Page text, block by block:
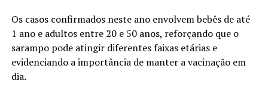
Os casos confirmados neste ano envolvem bebês de até
1 ano e adultos entre 20 e 50 anos, reforçando que o
sarampo pode atingir diferentes faixas etárias e
evidenciando a importância de manter a vacinação em
dia.